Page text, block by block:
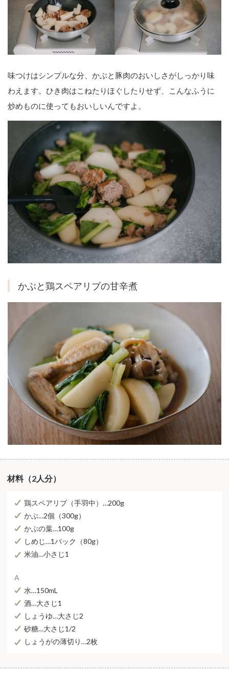
味つけはシンプルな分、かぶと豚肉のおいしさがしっかり味
わえます。ひき肉はこねたりほぐしたりせず、こんなふうに
炒めものに使ってもおいしいんですよ。
かぶと鶏スペアリブの甘辛煮
材料（2人分）
鶏スペアリブ（手羽中）…200g
かぶ…2個（300g）
かぶの葉…100g
しめじ…1パック（80g）
米油…小さじ1
A
水…150mL
酒…大さじ1
しょうゆ…大さじ2
砂糖…大さじ1/2
しょうがの薄切り…2枚